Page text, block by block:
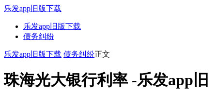
乐发app旧版下载
乐发app旧版下载
债务纠纷
乐发app旧版下载 债务纠纷正文
珠海光大银行利率 -乐发app旧